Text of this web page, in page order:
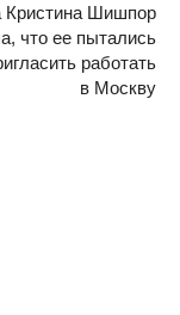
Кристина Шишпор
что ее пытались
работать
в Москву